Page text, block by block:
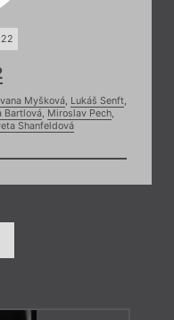
Ivana Myšková, Lukáš Senft,
Bartlová, Miroslav Pech,
Shanfeldová